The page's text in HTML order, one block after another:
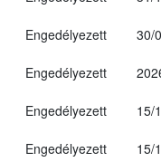
Engedélyezett 30/
Engedélyezett
Engedélyezett 15/
Engedélyezett
15/